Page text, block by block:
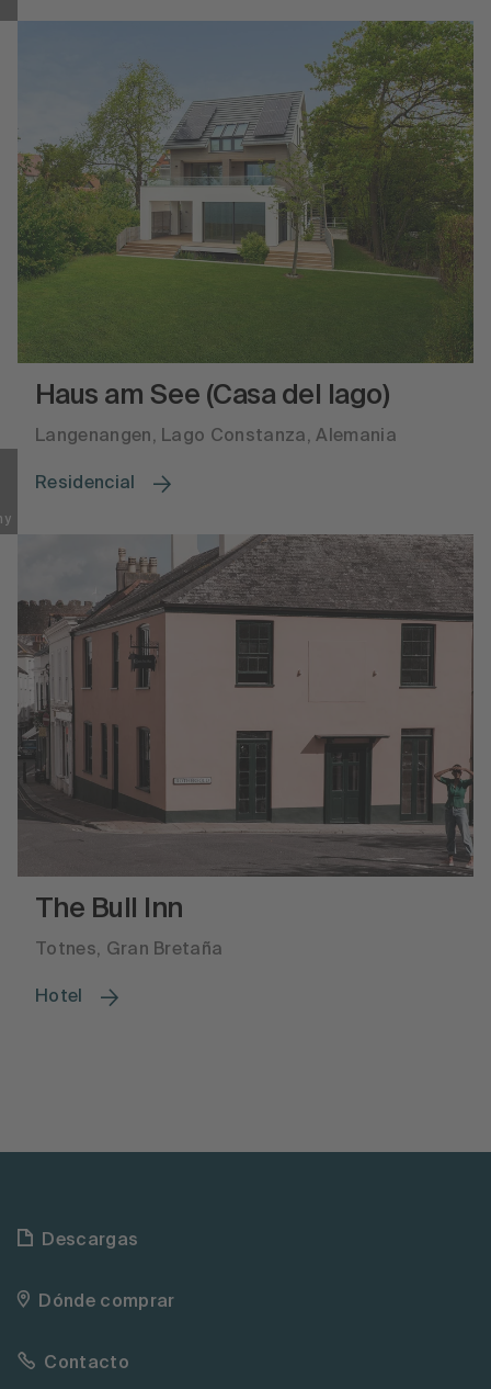
Haus am See (Casa del lago)
Langenangen, Lago Constanza, Alemania
Residencial
The Bull Inn
Totnes, Gran Bretaña
Hotel
Descargas
Dónde comprar
Contacto